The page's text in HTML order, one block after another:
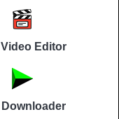
Video Editor
Downloader